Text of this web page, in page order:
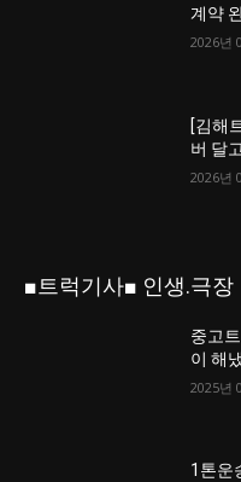
계약
2026년
[김해
버 달
2026년
■트럭기사■ 인생.극장
중고
이 해
2025년
1톤운